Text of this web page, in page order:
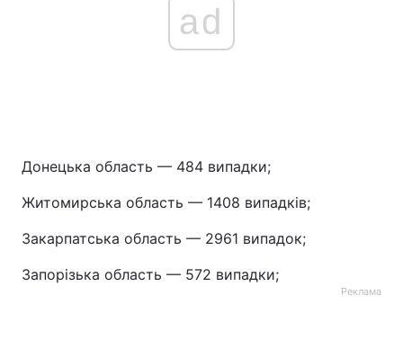
ad
Донецька область — 484 випадки;
Житомирська область — 1408 випадків;
Закарпатська область — 2961 випадок;
Запорізька область — 572 випадки;
Реклама